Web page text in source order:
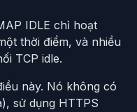
IDLE chỉ hoạt
thời điểm, và nhiều
TCP idle.
này. Nó không có
sử dụng HTTPS